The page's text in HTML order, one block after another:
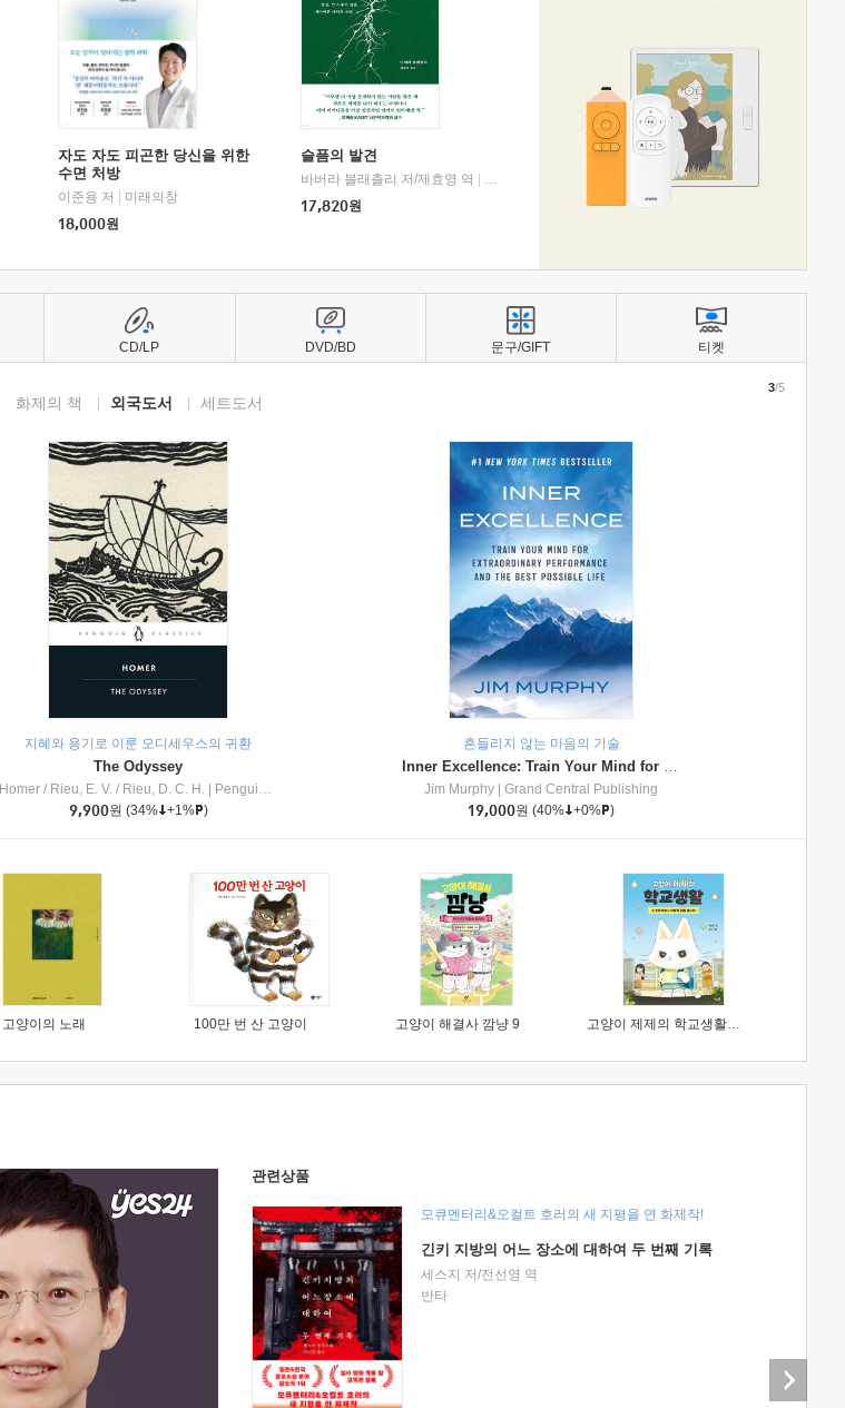
자도 자도 피곤한 당신을 위한
수면 처방
이준용 저
미래의창
18,000원
슬픔의 발견
바버라 블래츨리 저/제효영 역
디플롯
17,820원
화제의 책 외국도서 세트도서
지혜와 용기로 이룬 오디세우스의 귀환
The Odyssey
Homer / Rieu, E. V. / Rieu, D. C. H.
Penguin Group
9,900원 (34% +1% )
흔들리지 않는 마음의 기술
Inner Excellence: Train Your Mind for Extraordinary Performance and the Best Possible Life
Jim Murphy
Grand Central Publishing
19,000원 (40% +0% )
3/5
고양이의 노래 100만 번 산 고양이 고양이 해결사 깜냥 9 고양이 제제의 학교생활 1 : 초등학생이 이렇게 힘들 줄이야
CD/LP DVD/BD 문구/GIFT 티켓
관련상품
모큐멘터리&오컬트 호러의 새 지평을 연 화제작!
긴키 지방의 어느 장소에 대하여 두 번째 기록
세스지 저/전선영 역
반타